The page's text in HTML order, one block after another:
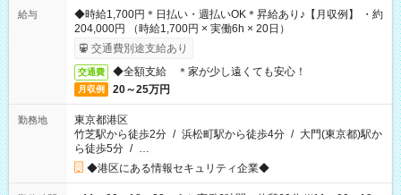
給与
◆時給1,700円＊日払い・週払いOK＊昇給あり♪【月収例】 ・約
204,000円 （時給1,700円 × 実働6h × 20日）
交通費別途支給あり
交通費 ◆全額支給 ＊家が少し遠くても安心！
月収例 20～25万円
勤務地
東京都港区
竹芝駅から徒歩2分 / 浜松町駅から徒歩4分 / 大門(東京都)駅か
ら徒歩5分 / …
◆港区にある情報セキュリティ企業◆